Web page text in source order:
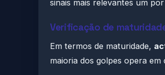
sinais mais relevantes um
Verificação de
Em termos de maturidade,
maioria dos golpes opera em